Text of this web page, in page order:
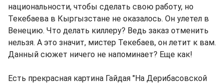
национальности, чтобы сделать свою работу, но
Текебаева в Кыргызстане не оказалось. Он улетел в
Венецию. Что делать киллеру? Ведь заказ отменить
нельзя. А это значит, мистер Текебаев, он летит к вам.
Данный сюжет ничего не напоминает? Еще как!
Есть прекрасная картина Гайдая "На Дерибасовской